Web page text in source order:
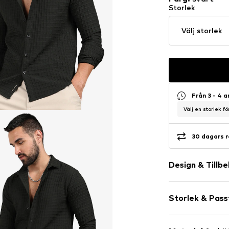
Storlek
Välj storlek
Från 3 - 4
Välj en storlek
30 dagars
Design &
Knappband
Ton-i ton-
Knäppning
Storlek &